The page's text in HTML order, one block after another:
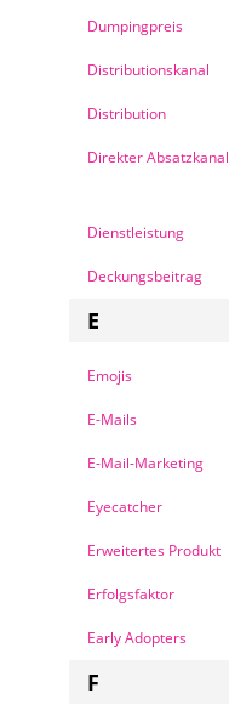
Dumpingpreis
Distributionskanal
Distribution
Direkter Absatzkanal
Dienstleistung
Deckungsbeitrag
E
Emojis
E-Mails
E-Mail-Marketing
Eyecatcher
Erweitertes Produkt
Erfolgsfaktor
Early Adopters
F